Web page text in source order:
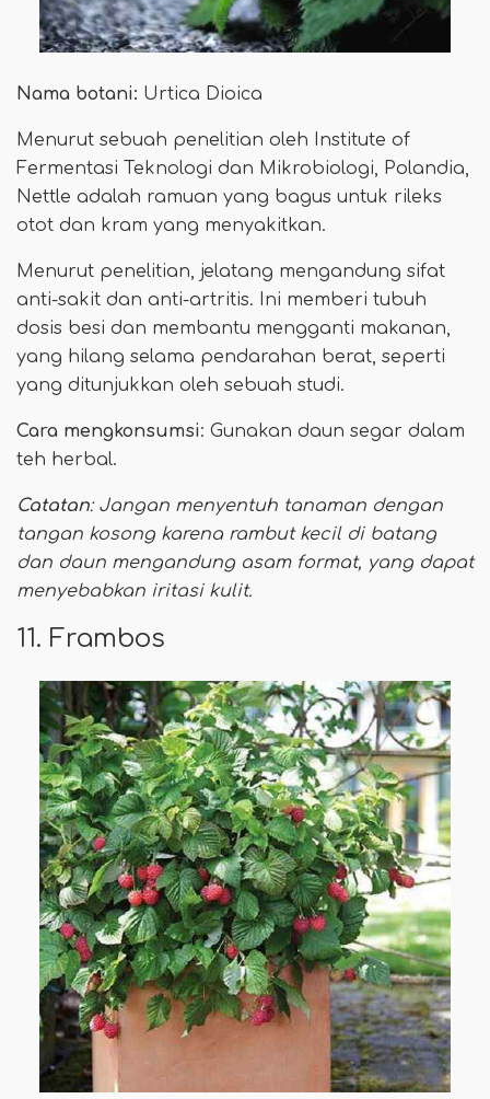
Nama botani: Urtica Dioica
Menurut sebuah penelitian oleh Institute of
Fermentasi Teknologi dan Mikrobiologi, Polandia,
Nettle adalah ramuan yang bagus untuk rileks
otot dan kram yang menyakitkan.
Menurut penelitian, jelatang mengandung sifat
anti-sakit dan anti-artritis. Ini memberi tubuh
dosis besi dan membantu mengganti makanan,
yang hilang selama pendarahan berat, seperti
yang ditunjukkan oleh sebuah studi.
Cara mengkonsumsi: Gunakan daun segar dalam
teh herbal.
Catatan: Jangan menyentuh tanaman dengan
tangan kosong karena rambut kecil di batang
dan daun mengandung asam format, yang dapat
menyebabkan iritasi kulit.
11. Frambos